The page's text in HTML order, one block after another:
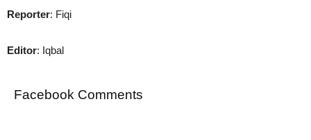
Reporter: Fiqi
Editor: Iqbal
Facebook Comments